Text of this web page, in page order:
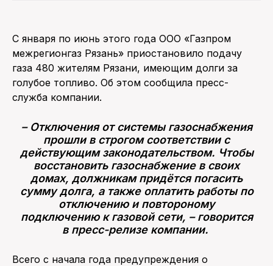
С января по июнь этого года ООО «Газпром
межрегионгаз Рязань» приостановило подачу
газа 480 жителям Рязани, имеющим долги за
голубое топливо. Об этом сообщила пресс-
служба компании.
– Отключения от системы газоснабжения
прошли в строгом соответствии с
действующим законодательством. Чтобы
восстановить газоснабжение в своих
домах, должникам придётся погасить
сумму долга, а также оплатить работы по
отключению и повтороному
подключению к газовой сети, – говорится
в пресс-релизе компании.
Всего с начала года предупреждения о